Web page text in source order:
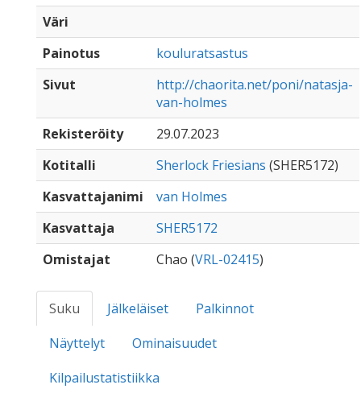
Väri
Painotus
kouluratsastus
Sivut
http://chaorita.net/poni/natasja-
van-holmes
Rekisteröity
29.07.2023
Kotitalli
Sherlock Friesians (SHER5172)
Kasvattajanimi
van Holmes
Kasvattaja
SHER5172
Omistajat
Chao (VRL-02415)
Suku Jälkeläiset
Palkinnot
Näyttelyt
Ominaisuudet
Kilpailustatistiikka